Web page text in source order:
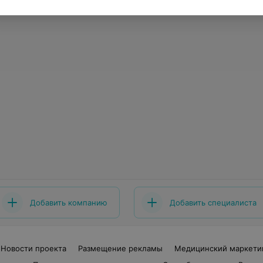
Добавить компанию Добавить специалиста
Новости проекта Размещение рекламы
Медицинский